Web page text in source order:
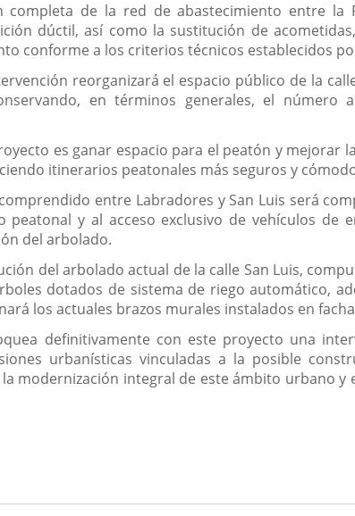
completa de la red de abastecimiento entre la
dúctil, así como la sustitución de
conforme a los criterios técnicos establecidos
reorganizará el espacio público de la
en términos generales, el número
es ganar espacio para el peatón y mejorar
itinerarios peatonales más seguros y
entre Labradores y San Luis será
y al acceso exclusivo de vehículos de
del arbolado.
del arbolado actual de la calle San Luis,
dotados de sistema de riego automático,
los actuales brazos murales instalados en
definitivamente con este proyecto una
urbanísticas vinculadas a la posible
modernización integral de este ámbito urbano